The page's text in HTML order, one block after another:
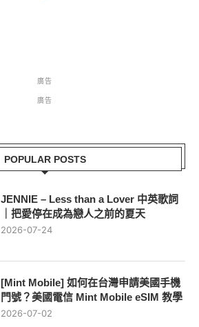
廣告
廣告
POPULAR POSTS
JENNIE – Less than a Lover 中英歌詞
｜把愛停在成為戀人之前的夏天
2026-07-24
[Mint Mobile] 如何在台灣申請美國手機
門號？美國電信 Mint Mobile eSIM 教學
2026-07-02